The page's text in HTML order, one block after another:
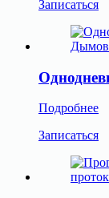
Записаться
Подробнее
Записаться